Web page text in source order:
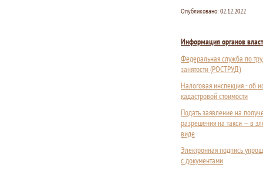
Опубликовано: 02.12.2022
Информация органов
Федеральная служба по
занятости (РОСТРУД)
Налоговая инспекция - об
кадастровой стоимости
Подать заявление на
разрешения на такси — в
виде
Электронная подпись
с документами